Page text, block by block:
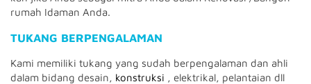
rumah Idaman Anda.
TUKANG BERPENGALAMAN
Kami memiliki tukang yang sudah berpengalaman dan ahli
dalam bidang desain, konstruksi , elektrikal, pelantaian dll